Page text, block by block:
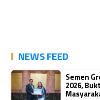
NEWS FEED
Semen
2026,